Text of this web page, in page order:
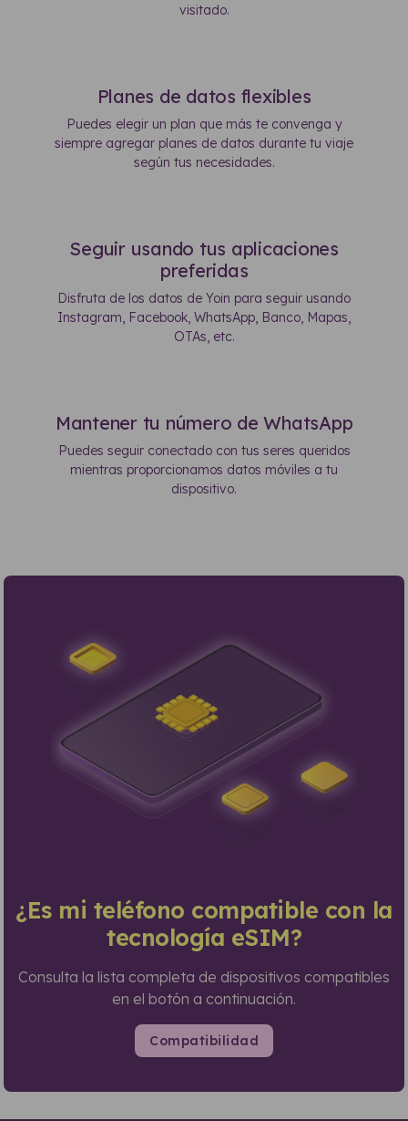
visitado.
Planes de datos flexibles
Puedes elegir un plan que más te convenga y
siempre agregar planes de datos durante tu viaje
según tus necesidades.
Seguir usando tus aplicaciones
preferidas
Disfruta de los datos de Yoin para seguir usando
Instagram, Facebook, WhatsApp, Banco, Mapas,
OTAs, etc.
Mantener tu número de WhatsApp
Puedes seguir conectado con tus seres queridos
mientras proporcionamos datos móviles a tu
dispositivo.
¿Es mi teléfono compatible con la
tecnología eSIM?
Consulta la lista completa de dispositivos compatibles
en el botón a continuación.
Compatibilidad